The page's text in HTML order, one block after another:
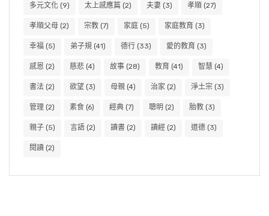
多元文化 (9) 太上感應篇 (2) 夫妻 (3) 孝順 (27)
孝順父母 (2) 宗教 (7) 家庭 (5) 家庭教育 (3)
幸福 (5) 弟子規 (41) 德行 (33) 愛的教育 (3)
感恩 (2) 慈悲 (4) 故事 (28) 教育 (41) 智慧 (4)
書法 (2) 欲望 (3) 母親 (4) 治家 (2) 淨土宗 (3)
管理 (2) 素食 (6) 經典 (7) 聰明 (2) 胎教 (3)
親子 (5) 言語 (2) 讀書 (2) 讀經 (2) 道德 (3)
閱讀 (2)